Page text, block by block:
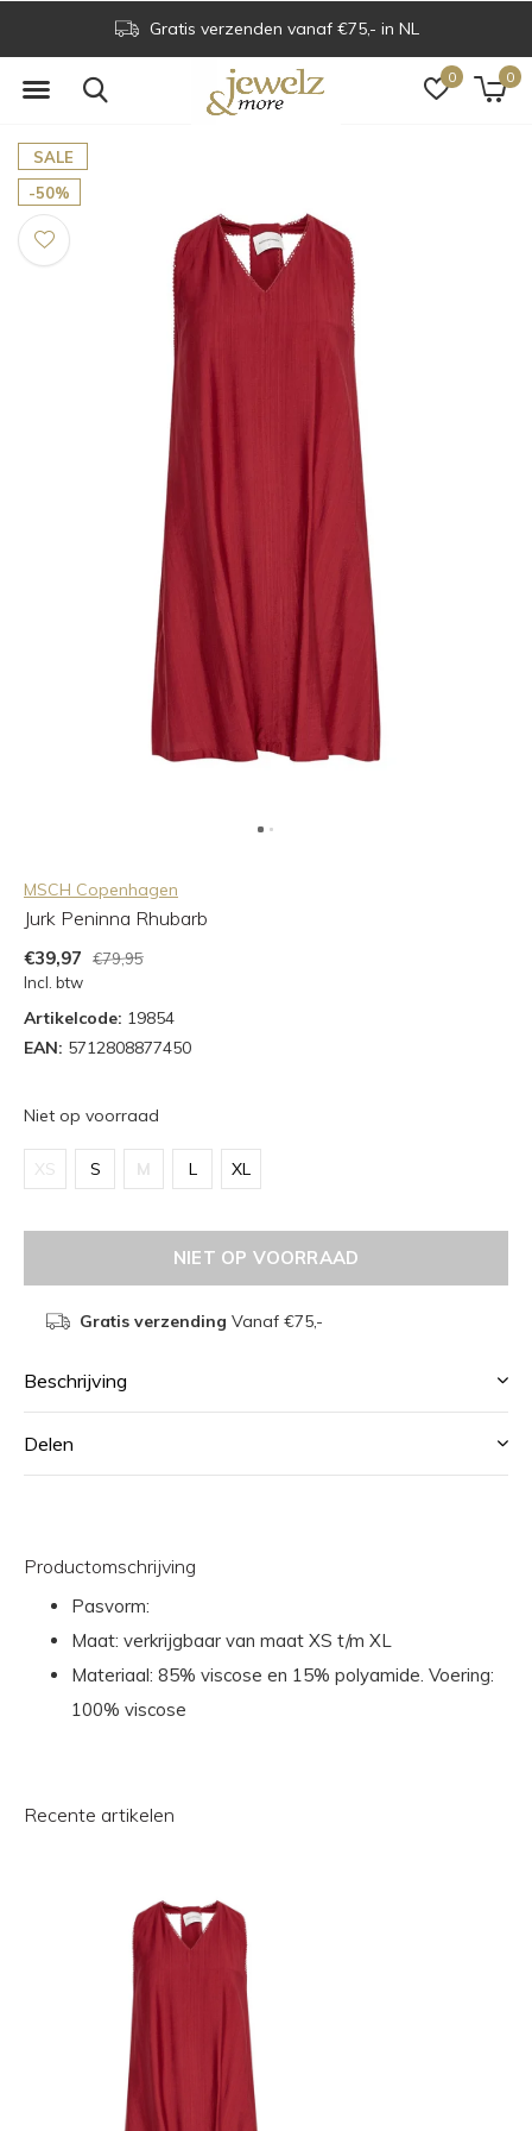
0 0
Gratis verzenden vanaf €75,- in NL
SALE
-50%
MSCH Copenhagen
Jurk Peninna Rhubarb
€39,97
€79,95
Incl. btw
Artikelcode: 19854
EAN: 5712808877450
Niet op voorraad
XS S M L XL
NIET OP VOORRAAD
Gratis verzending Vanaf €75,-
Beschrijving
Delen
Productomschrijving
Pasvorm:
Maat: verkrijgbaar van maat XS t/m XL
Materiaal: 85% viscose en 15% polyamide. Voering:
100% viscose
Recente artikelen